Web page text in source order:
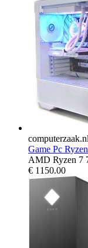
computerzaak.nl
Game Pc
AMD Ryzen 7
€ 1150.00